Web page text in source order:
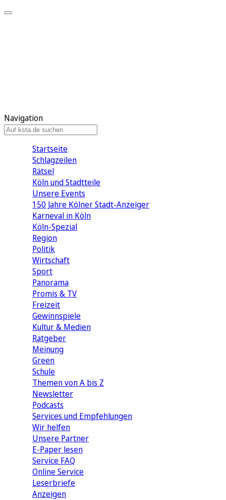
Navigation
Startseite
Schlagzeilen
Rätsel
Köln und Stadtteile
Unsere Events
150 Jahre Kölner Stadt-Anzeiger
Karneval in Köln
Köln-Spezial
Region
Politik
Wirtschaft
Sport
Panorama
Promis & TV
Freizeit
Gewinnspiele
Kultur & Medien
Ratgeber
Meinung
Green
Schule
Themen von A bis Z
Newsletter
Podcasts
Services und Empfehlungen
Wir helfen
Unsere Partner
E-Paper lesen
Service FAQ
Online Service
Leserbriefe
Anzeigen